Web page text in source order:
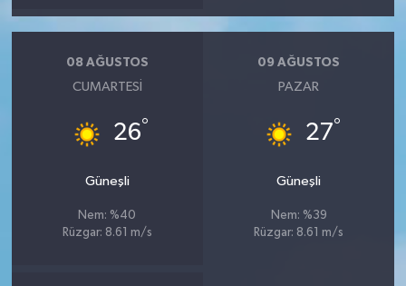
08 AĞUSTOS
CUMARTESI
26°
Güneşli
Nem: %40
Rüzgar: 8.61 m/s
09 AĞUSTOS
PAZAR
27°
Güneşli
Nem: %39
Rüzgar: 8.61 m/s